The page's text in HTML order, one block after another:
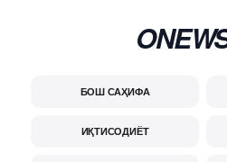
БОШ САҲИФА
ИҚТИСОДИЁТ